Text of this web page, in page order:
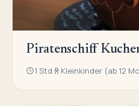
Piratenschiff
1 Std Kleinkinder (ab 12